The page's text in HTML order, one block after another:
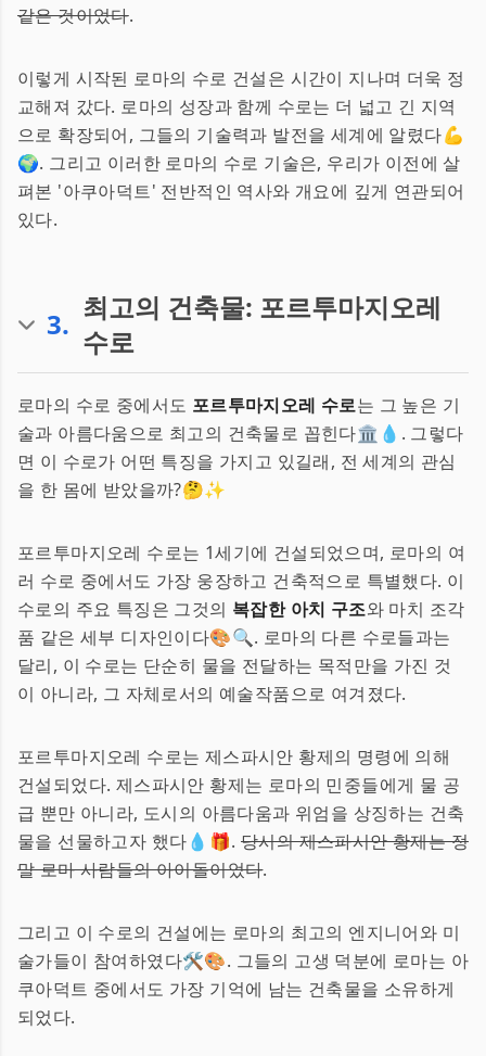
같은 것이었다.
이렇게 시작된 로마의 수로 건설은 시간이 지나며 더욱 정
교해져 갔다. 로마의 성장과 함께 수로는 더 넓고 긴 지역
으로 확장되어, 그들의 기술력과 발전을 세계에 알렸다💪
🌍. 그리고 이러한 로마의 수로 기술은, 우리가 이전에 살
펴본 '아쿠아덕트' 전반적인 역사와 개요에 깊게 연관되어
있다.
3. 최고의 건축물: 포르투마지오레
수로
로마의 수로 중에서도 포르투마지오레 수로는 그 높은 기
술과 아름다움으로 최고의 건축물로 꼽힌다🏛️💧. 그렇다
면 이 수로가 어떤 특징을 가지고 있길래, 전 세계의 관심
을 한 몸에 받았을까?🤔✨
포르투마지오레 수로는 1세기에 건설되었으며, 로마의 여
러 수로 중에서도 가장 웅장하고 건축적으로 특별했다. 이
수로의 주요 특징은 그것의 복잡한 아치 구조와 마치 조각
품 같은 세부 디자인이다🎨🔍. 로마의 다른 수로들과는
달리, 이 수로는 단순히 물을 전달하는 목적만을 가진 것
이 아니라, 그 자체로서의 예술작품으로 여겨졌다.
포르투마지오레 수로는 제스파시안 황제의 명령에 의해
건설되었다. 제스파시안 황제는 로마의 민중들에게 물 공
급 뿐만 아니라, 도시의 아름다움과 위엄을 상징하는 건축
물을 선물하고자 했다💧🎁. 당시의 제스파시안 황제는 정
말 로마 사람들의 아이돌이었다.
그리고 이 수로의 건설에는 로마의 최고의 엔지니어와 미
술가들이 참여하였다🛠️🎨. 그들의 고생 덕분에 로마는 아
쿠아덕트 중에서도 가장 기억에 남는 건축물을 소유하게
되었다.